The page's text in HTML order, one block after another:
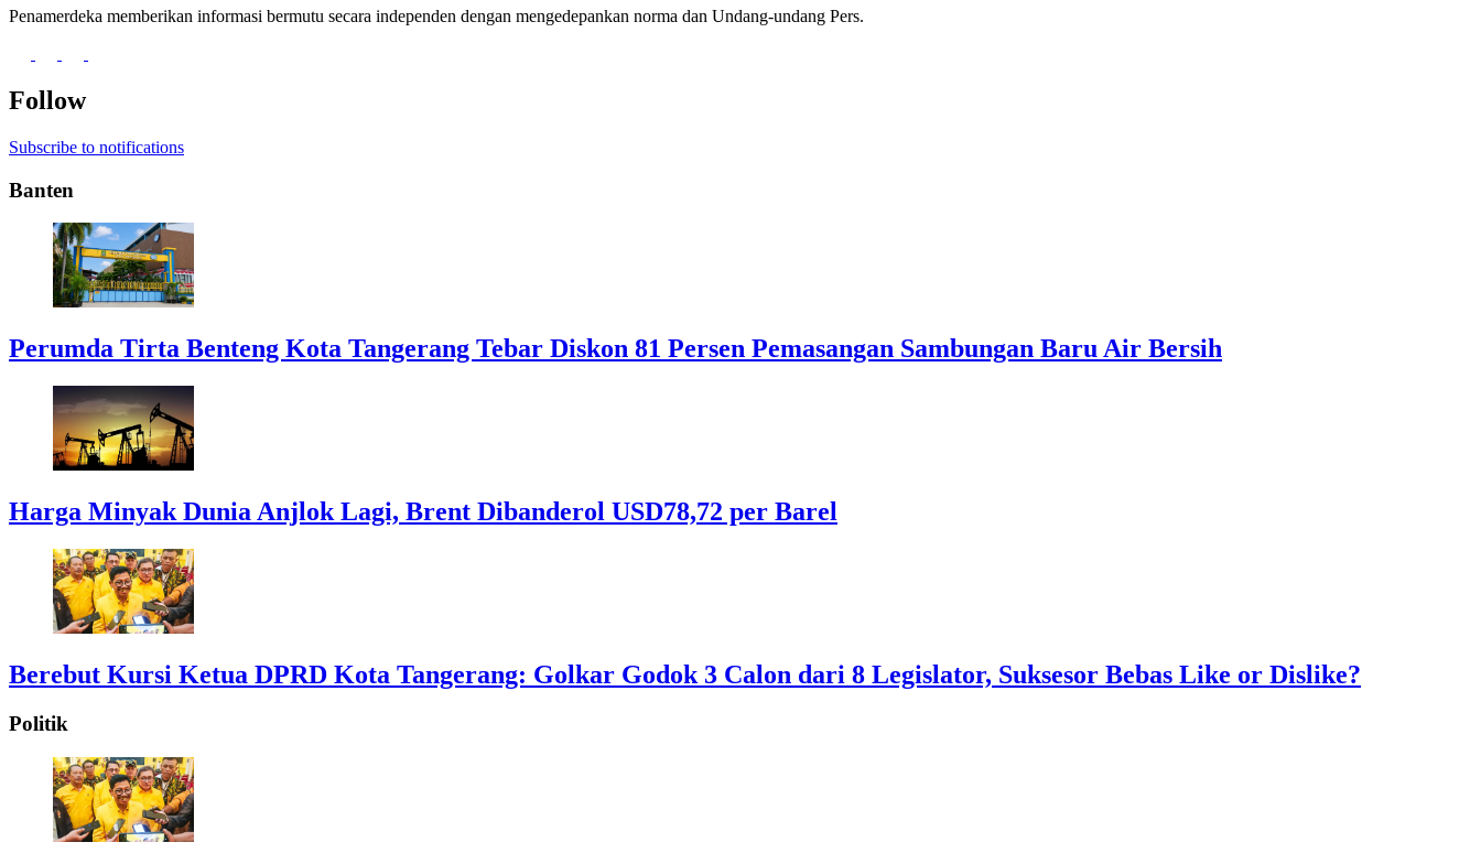
Penamerdeka memberikan informasi bermutu secara independen dengan mengedepankan norma dan Undang-undang Pers.
Follow
Subscribe to notifications
Banten
Perumda Tirta Benteng Kota Tangerang Tebar Diskon 81 Persen Pemasangan Sambungan Baru Air Bersih
Harga Minyak Dunia Anjlok Lagi, Brent Dibanderol USD78,72 per Barel
Berebut Kursi Ketua DPRD Kota Tangerang: Golkar Godok 3 Calon dari 8 Legislator, Suksesor Bebas Like or Dislike?
Politik